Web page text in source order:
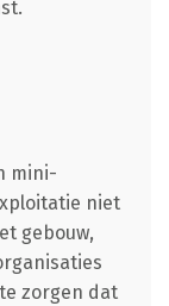
mini-
niet
gebouw,
zorgen dat